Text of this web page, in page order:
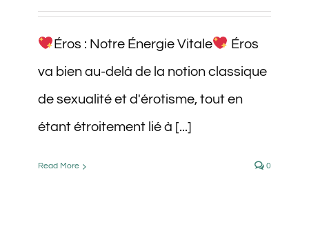
Éros : Notre Énergie Vitale
Éros
va bien au-delà de la notion classique
de sexualité et d'érotisme, tout en
étant étroitement lié à [...]
Read More 0